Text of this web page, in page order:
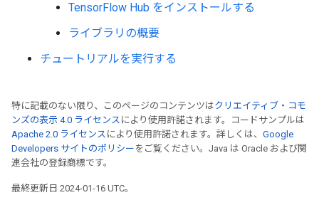
TensorFlow Hub をインストールする
ライブラリの概要
チュートリアルを実行する
特に記載のない限り、このページのコンテンツはクリエイティブ・コモ
ンズの表示 4.0 ライセンス により使用許諾されます。コードサンプルは
Apache 2.0 ライセンス により使用許諾されます。詳しくは、 Google
Developers サイトのポリシー をご覧ください。Java は Oracle および関
連会社の登録商標です。
最終更新日 2024-01-16 UTC。